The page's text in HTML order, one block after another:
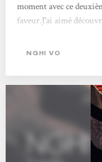
moment avec ce
faveur.J'ai aimé
résonance du récit
sera toujours...
NGHI VO